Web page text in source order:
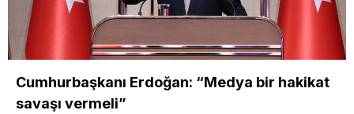
Cumhurbaşkanı Erdoğan: “Medya bir hakikat
savaşı vermeli”